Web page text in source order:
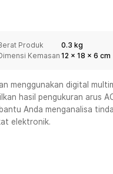
(08:00 - 20:00), Sabtu -
(09:00-20:00), Minggu/
(09:00-20:00), Minggu/
- Jumat (07:00 - 20:00),
(08:00 - 20:00), Sabtu -
(08:00 - 20:00), Sabtu -
Produk
0.3 kg
Kemasan 12 x 18 x 6 cm
menggunakan digital
hasil pengukuran arus
Anda menganalisa
elektronik.